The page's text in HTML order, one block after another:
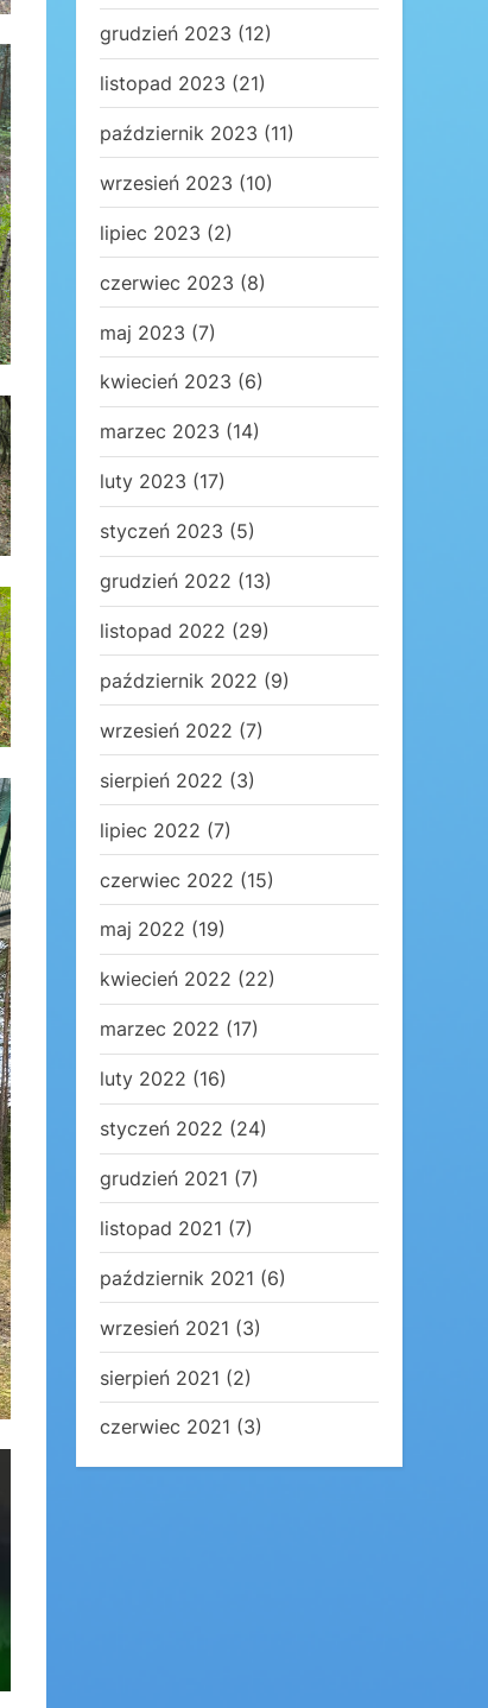
grudzień 2023 (12)
listopad 2023 (21)
październik 2023 (11)
wrzesień 2023 (10)
lipiec 2023 (2)
czerwiec 2023 (8)
maj 2023 (7)
kwiecień 2023 (6)
marzec 2023 (14)
luty 2023 (17)
styczeń 2023 (5)
grudzień 2022 (13)
listopad 2022 (29)
październik 2022 (9)
wrzesień 2022 (7)
sierpień 2022 (3)
lipiec 2022 (7)
czerwiec 2022 (15)
maj 2022 (19)
kwiecień 2022 (22)
marzec 2022 (17)
luty 2022 (16)
styczeń 2022 (24)
grudzień 2021 (7)
listopad 2021 (7)
październik 2021 (6)
wrzesień 2021 (3)
sierpień 2021 (2)
czerwiec 2021 (3)